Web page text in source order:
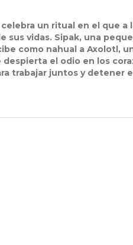
un ritual en el que a
sus vidas. Sipak, una
como nahual a Axolotl,
el odio en los
trabajar juntos y detener